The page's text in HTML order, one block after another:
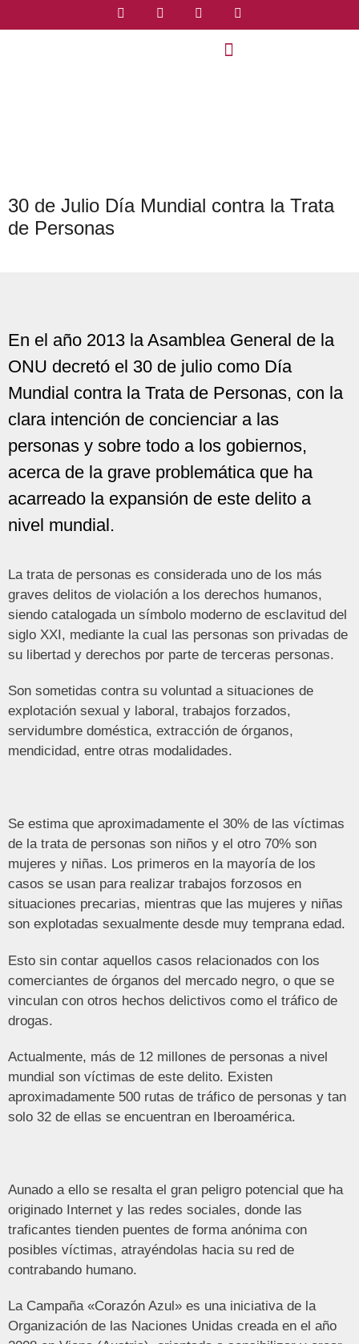
30 de Julio Día Mundial contra la Trata
de Personas
En el año 2013 la Asamblea General de la
ONU decretó el 30 de julio como Día
Mundial contra la Trata de Personas, con la
clara intención de concienciar a las
personas y sobre todo a los gobiernos,
acerca de la grave problemática que ha
acarreado la expansión de este delito a
nivel mundial.
La trata de personas es considerada uno de los más
graves delitos de violación a los derechos humanos,
siendo catalogada un símbolo moderno de esclavitud del
siglo XXI, mediante la cual las personas son privadas de
su libertad y derechos por parte de terceras personas.
Son sometidas contra su voluntad a situaciones de
explotación sexual y laboral, trabajos forzados,
servidumbre doméstica, extracción de órganos,
mendicidad, entre otras modalidades.
Se estima que aproximadamente el 30% de las víctimas
de la trata de personas son niños y el otro 70% son
mujeres y niñas. Los primeros en la mayoría de los
casos se usan para realizar trabajos forzosos en
situaciones precarias, mientras que las mujeres y niñas
son explotadas sexualmente desde muy temprana edad.
Esto sin contar aquellos casos relacionados con los
comerciantes de órganos del mercado negro, o que se
vinculan con otros hechos delictivos como el tráfico de
drogas.
Actualmente, más de 12 millones de personas a nivel
mundial son víctimas de este delito. Existen
aproximadamente 500 rutas de tráfico de personas y tan
solo 32 de ellas se encuentran en Iberoamérica.
Aunado a ello se resalta el gran peligro potencial que ha
originado Internet y las redes sociales, donde las
traficantes tienden puentes de forma anónima con
posibles víctimas, atrayéndolas hacia su red de
contrabando humano.
La Campaña «Corazón Azul» es una iniciativa de la
Organización de las Naciones Unidas creada en el año